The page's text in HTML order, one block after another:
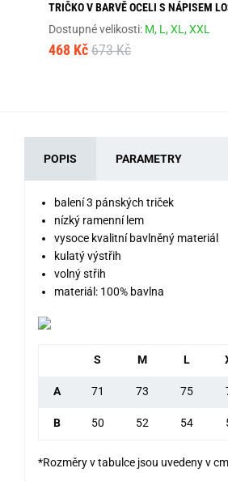
TRIČKO V BARVĚ OCELI S NÁPISEM
Dostupné velikosti: M, L,XL,XXL
468 Kč 673 Kč
POPIS PARAMETRY
balení 3 pánských triček
nízký ramenní lem
vysoce kvalitní bavlněný materiál
kulatý výstřih
volný střih
materiál: 100% bavlna
S M L
A 71 73 75
B 50 52 54
*Rozměry v tabulce jsou uvedeny v cm